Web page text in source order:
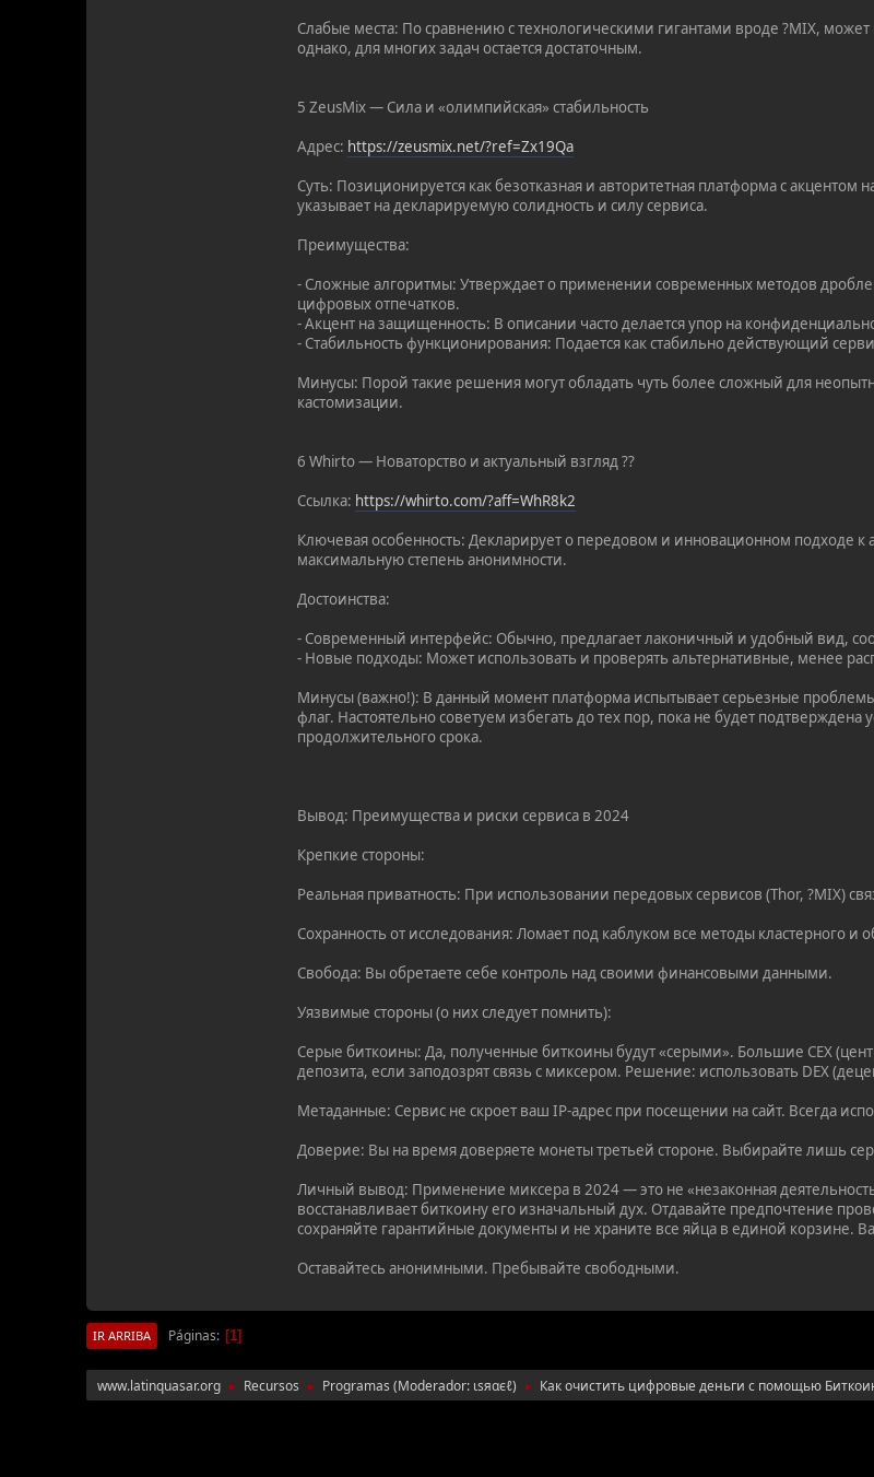
Слабые места: По сравнению с технологическими гигантами вроде ?MIX,
однако, для многих задач остается достаточным.
5 ZeusMix — Сила и «олимпийская» стабильность
Адрес: https://zeusmix.net/?ref=Zx19Qa
Суть: Позиционируется как безотказная и авторитетная платформа с
указывает на декларируемую солидность и силу сервиса.
Преимущества:
- Сложные алгоритмы: Утверждает о применении современных методов
цифровых отпечатков.
- Акцент на защищенность: В описании часто делается упор на
- Стабильность функционирования: Подается как стабильно действующий
Минусы: Порой такие решения могут обладать чуть более сложный для
кастомизации.
6 Whirto — Новаторство и актуальный взгляд ??
Ссылка: https://whirto.com/?aff=WhR8k2
Ключевая особенность: Декларирует о передовом и инновационном подходе
максимальную степень анонимности.
Достоинства:
- Современный интерфейс: Обычно, предлагает лаконичный и удобный вид,
- Новые подходы: Может использовать и проверять альтернативные, менее
Минусы (важно!): В данный момент платформа испытывает серьезные
флаг. Настоятельно советуем избегать до тех пор, пока не будет подтверждена
продолжительного срока.
Вывод: Преимущества и риски сервиса в 2024
Крепкие стороны:
Реальная приватность: При использовании передовых сервисов (Thor, ?MIX)
Сохранность от исследования: Ломает под каблуком все методы кластерного и
Свобода: Вы обретаете себе контроль над своими финансовыми данными.
Уязвимые стороны (о них следует помнить):
Серые биткоины: Да, полученные биткоины будут «серыми». Большие CEX
депозита, если заподозрят связь с миксером. Решение: использовать DEX
Метаданные: Сервис не скроет ваш IP-адрес при посещении на сайт. Всегда
Доверие: Вы на время доверяете монеты третьей стороне. Выбирайте лишь
Личный вывод: Применение миксера в 2024 — это не «незаконная
восстанавливает биткоину его изначальный дух. Отдавайте предпочтение
сохраняйте гарантийные документы и не храните все яйца в единой корзине.
Оставайтесь анонимными. Пребывайте свободными.
IR ARRIBA Páginas 1
www.latinquasar.org ► Recursos ► Programas (Moderador: ιѕяαєℓ) ►
Как очистить цифровые деньги с помощью